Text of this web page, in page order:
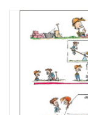
DGB JUGEND
WERBEMITTEL / GIVE